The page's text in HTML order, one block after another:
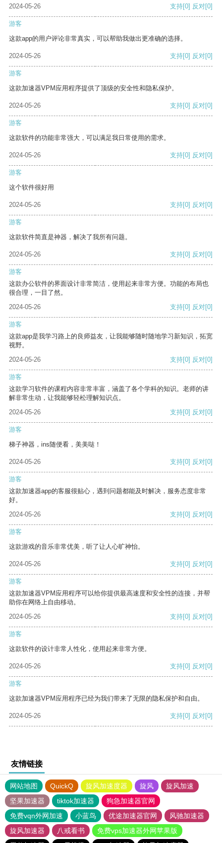
2024-05-26
支持[0] 反对[0]
游客
这款app的用户评论非常真实，可以帮助我做出更准确的选择。
2024-05-26 支持[0] 反对[0]
游客
这款加速器VPM应用程序提供了顶级的安全性和隐私保护。
2024-05-26 支持[0] 反对[0]
游客
这款软件的功能非常强大，可以满足我日常使用的需求。
2024-05-26 支持[0] 反对[0]
游客
这个软件很好用
2024-05-26 支持[0] 反对[0]
游客
这款软件简直是神器，解决了我所有问题。
2024-05-26 支持[0] 反对[0]
游客
这款办公软件的界面设计非常简洁，使用起来非常方便。功能的布局也
很合理，一目了然。
2024-05-26
支持[0] 反对[0]
游客
这款app是我学习路上的良师益友，让我能够随时随地学习新知识，拓宽
视野。
2024-05-26
支持[0] 反对[0]
游客
这款学习软件的课程内容非常丰富，涵盖了各个学科的知识。老师的讲
解非常生动，让我能够轻松理解知识点。
2024-05-26
支持[0] 反对[0]
游客
梯子神器，ins随便看，美美哒！
2024-05-26 支持[0] 反对[0]
游客
这款加速器app的客服很贴心，遇到问题都能及时解决，服务态度非常
好。
2024-05-26
支持[0] 反对[0]
游客
这款游戏的音乐非常优美，听了让人心旷神怡。
2024-05-26 支持[0] 反对[0]
游客
这款加速器VPM应用程序可以给你提供最高速度和安全性的连接，并帮
助你在网络上自由移动。
2024-05-26
支持[0] 反对[0]
游客
这款软件的设计非常人性化，使用起来非常方便。
2024-05-26 支持[0] 反对[0]
游客
这款加速器VPM应用程序已经为我们带来了无限的隐私保护和自由。
2024-05-26 支持[0] 反对[0]
友情链接
网站地图 QuickQ 旋风加速度器 旋风
旋风加速
坚果加速器
tiktok加速器
狗急加速器官网
免费vqn外网加速
小蓝鸟 优途加速器官网
风驰加速器
旋风加速器
八戒看书
免费vps加速器外网苹果版